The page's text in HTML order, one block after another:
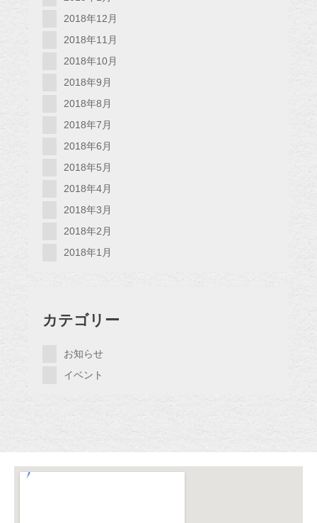
2018年12月
2018年11月
2018年10月
2018年9月
2018年8月
2018年7月
2018年6月
2018年5月
2018年4月
2018年3月
2018年2月
2018年1月
カテゴリー
お知らせ
イベント